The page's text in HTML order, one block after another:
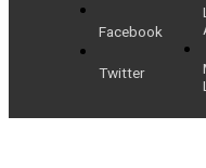
Facebook
Twitter